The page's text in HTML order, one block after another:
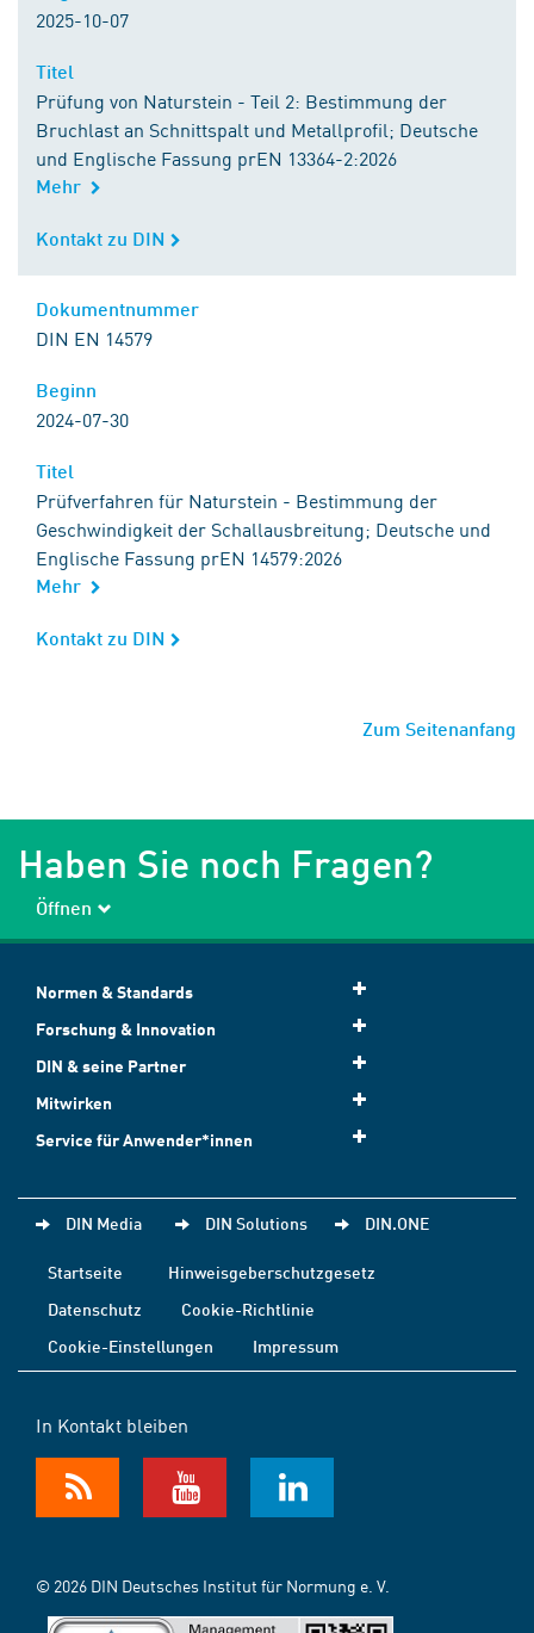
2025-10-07
Titel
Prüfung von Naturstein - Teil 2: Bestimmung der
Bruchlast an Schnittspalt und Metallprofil; Deutsche
und Englische Fassung prEN 13364-2:2026
Mehr
Kontakt zu DIN
Kontakt zu DIN
Dokumentnummer
DIN EN 14579
Beginn
2024-07-30
Titel
Prüfverfahren für Naturstein - Bestimmung der
Geschwindigkeit der Schallausbreitung; Deutsche und
Englische Fassung prEN 14579:2026
Mehr
Kontakt zu DIN
Kontakt zu DIN
Zum Seitenanfang
Haben Sie noch Fragen?
Öffnen
Normen & Standards
Forschung & Innovation
DIN & seine Partner
Mitwirken
Service für Anwender*innen
DIN Media DIN Solutions DIN.ONE
Startseite
Hinweisgeberschutzgesetz
Datenschutz
Cookie-Richtlinie
Cookie-Einstellungen
Impressum
In Kontakt bleiben
© 2026 DIN Deutsches Institut für Normung e. V.